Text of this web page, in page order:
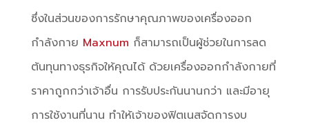
ซึ่งในส่วนของการรักษาคุณภาพของเครื่องออก
กำลังกาย Maxnum ก็สามารถเป็นผู้ช่วยในการลด
ต้นทุนทางธุรกิจให้คุณได้ ด้วยเครื่องออกกำลังกายที่
ราคาถูกกว่าเจ้าอื่น การรับประกันนานกว่า และมีอายุ
การใช้งานที่นาน ทำให้เจ้าของฟิตเนสจัดการงบ